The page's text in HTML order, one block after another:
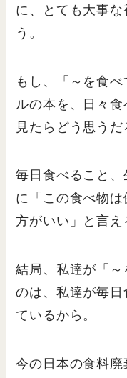
に、とても大事
う。
もし、「～を食
ルの本を、日々
見たらどう思うだ
毎日食べること、
に「この食べ物
方がいい」と言え
結局、私達が「
のは、私達が毎
ているから。
今の日本の食料